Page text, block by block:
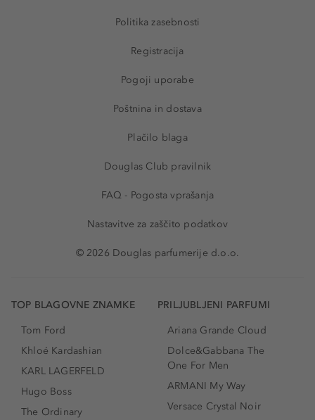
Politika zasebnosti
Registracija
Pogoji uporabe
Poštnina in dostava
Plačilo blaga
Douglas Club pravilnik
FAQ - Pogosta vprašanja
Nastavitve za zaščito podatkov
© 2026 Douglas parfumerije d.o.o.
TOP BLAGOVNE ZNAMKE
Tom Ford
Khloé Kardashian
KARL LAGERFELD
Hugo Boss
The Ordinary
PRILJUBLJENI PARFUMI
Ariana Grande Cloud
Dolce&Gabbana The
One For Men
ARMANI My Way
Versace Crystal Noir